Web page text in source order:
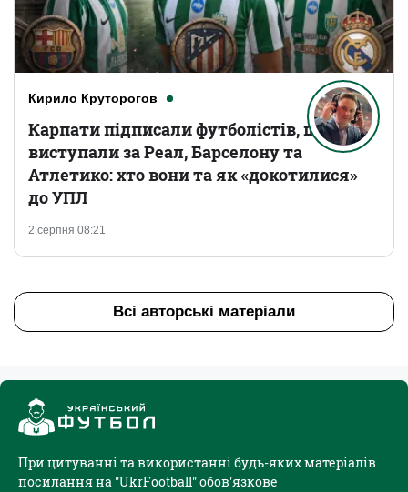
Кирило Круторогов
2 серпня 08:21
Карпати підписали футболістів, що
виступали за Реал, Барселону та
Атлетико: хто вони та як «докотилися»
до УПЛ
Всі авторські матеріали
При цитуванні та використанні будь-яких матеріалів
посилання на "UkrFootball" обов'язкове